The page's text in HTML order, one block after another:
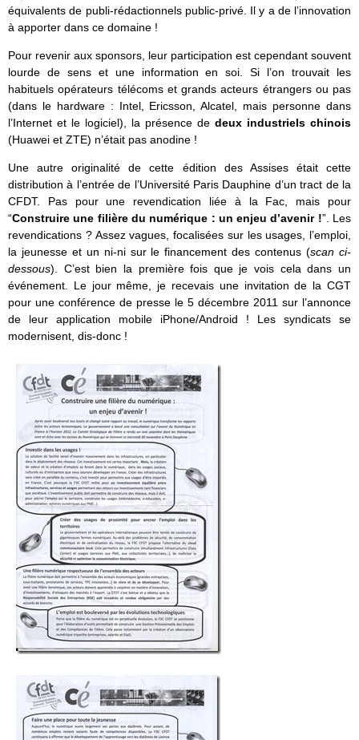
équivalents de publi-rédactionnels public-privé. Il y a de l’innovation
à apporter dans ce domaine !
Pour revenir aux sponsors, leur participation est cependant souvent
lourde de sens et une information en soi. Si l’on trouvait les
habituels opérateurs télécoms et grands acteurs étrangers ou pas
(dans le hardware : Intel, Ericsson, Alcatel, mais personne dans
l’Internet et le logiciel), la présence de deux industriels chinois
(Huawei et ZTE) n’était pas anodine !
Une autre originalité de cette édition des Assises était cette
distribution à l’entrée de l’Université Paris Dauphine d’un tract de la
CFDT. Pas pour une revendication liée à la Fac, mais pour
“Construire une filière du numérique : un enjeu d’avenir !”. Les
revendications ? Assez vagues, focalisées sur les usages, l’emploi,
la jeunesse et un ni-ni sur le financement des contenus (scan ci-
dessous). C’est bien la première fois que je vois cela dans un
événement. Le jour même, je recevais une invitation de la CGT
pour une conférence de presse le 5 décembre 2011 sur l’annonce
de leur application mobile iPhone/Android ! Les syndicats se
modernisent, dis-donc !